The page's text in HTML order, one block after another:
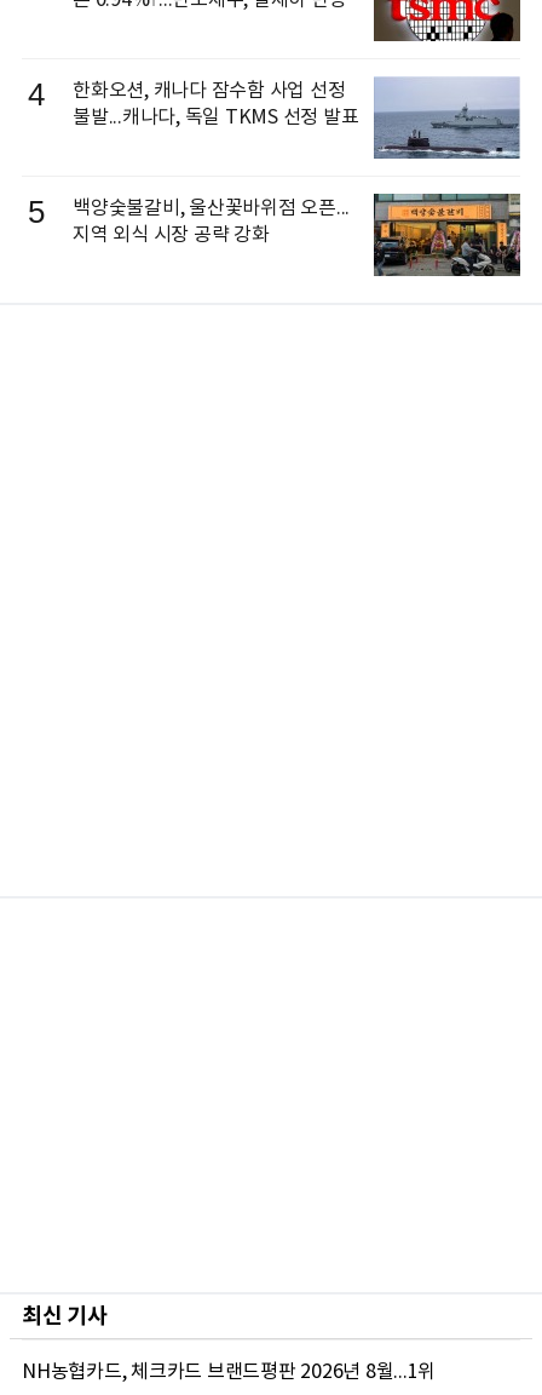
4
한화오션, 캐나다 잠수함 사업 선정
불발...캐나다, 독일 TKMS 선정 발표
5
백양숯불갈비, 울산꽃바위점 오픈...
지역 외식 시장 공략 강화
최신 기사
NH농협카드, 체크카드 브랜드평판 2026년 8월...1위